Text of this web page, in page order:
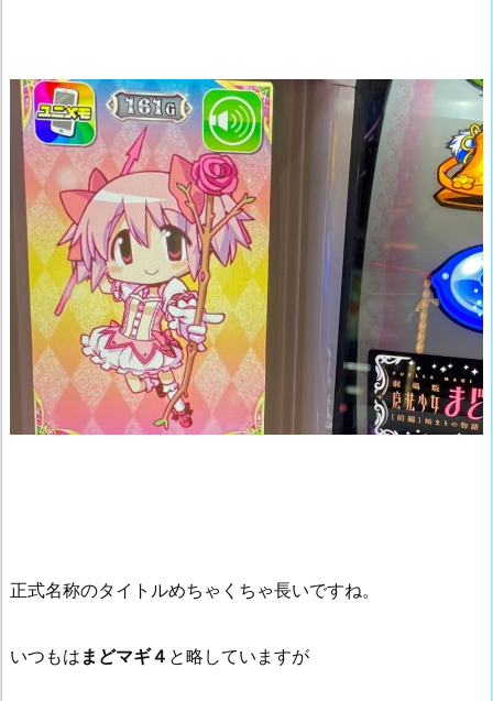
正式名称のタイトルめちゃくちゃ長いですね。
いつもは まどマギ４ と略していますが